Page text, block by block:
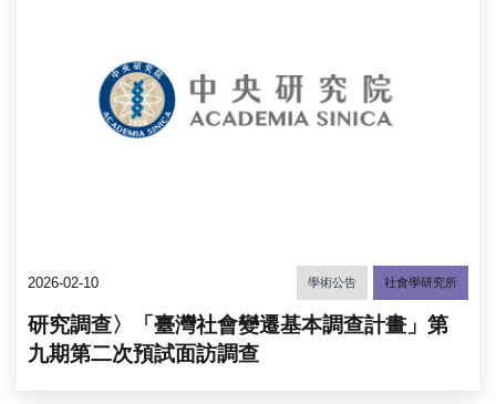
2026-02-10 學術公告 社會學研究所
研究調查〉「臺灣社會變遷基本調查計畫」第
九期第二次預試面訪調查